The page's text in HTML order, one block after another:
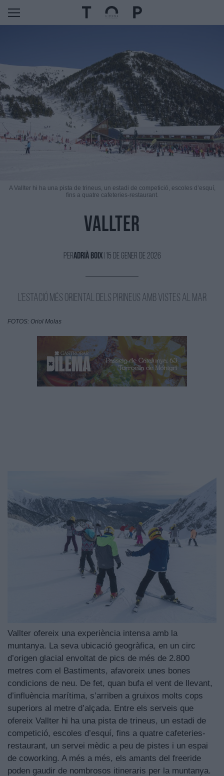
A Vallter hi ha una pista de trineus, un estadi de competició, escoles d’esquí,
fins a quatre cafeteries-restaurant.
Vallter
PerAdrià Boix 15 de Gener de 2026
L’estació més oriental dels pirineus amb vistes al mar
FOTOS: Oriol Molas
Vallter ofereix una experiència intensa amb la
muntanya. La seva ubicació geogràfica, en un circ
d’origen glacial envoltat de pics de més de 2.800
metres com el Bastiments, afavoreix unes bones
condicions de neu. De fet, quan bufa el vent de llevant,
d’influència marítima, s’arriben a gruixos molts cops
superiors al metre d’alçada. Entre els serveis que
ofereix Vallter hi ha una pista de trineus, un estadi de
competició, escoles d’esquí, fins a quatre cafeteries-
restaurant, un servei mèdic a peu de pistes i un espai
de coworking. A més a més, els amants del freeride
poden gaudir de nombrosos itineraris per la muntanya.